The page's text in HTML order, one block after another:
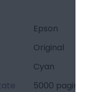
Epson
Original
Cyan
5000 pagini